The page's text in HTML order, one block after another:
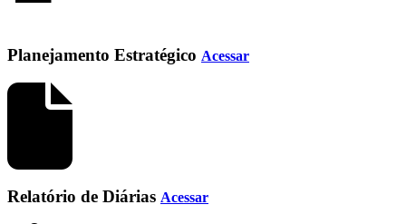
Planejamento Estratégico Acessar
Relatório de Diárias Acessar